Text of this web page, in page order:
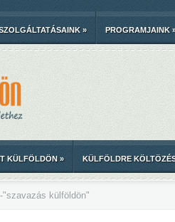
» PROGRAMJAINK
KÜLFÖLDÖN » KÜLFÖLDRE
"szavazás külföldön"